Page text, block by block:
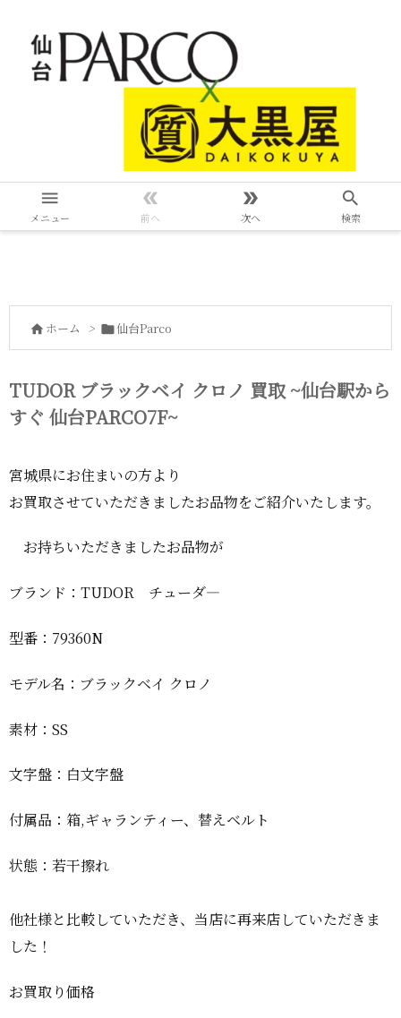

メニュー

前へ

次へ

検索
 ホーム > 仙台Parco
TUDOR ブラックベイ クロノ 買取 ~仙台駅から
すぐ 仙台PARCO7F~
宮城県にお住まいの方より
お買取させていただきましたお品物をご紹介いたします。
お持ちいただきましたお品物が
ブランド：TUDOR チューダ―
型番：79360N
モデル名：ブラックベイ クロノ
素材：SS
文字盤：白文字盤
付属品：箱,ギャランティー、替えベルト
状態：若干擦れ
他社様と比較していただき、当店に再来店していただきま
した！
お買取り価格